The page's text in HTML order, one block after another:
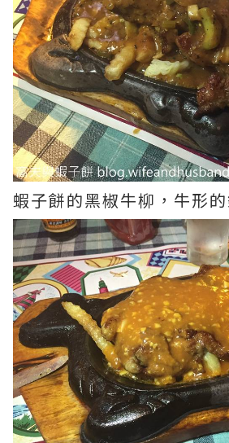
蝦子餅的黑椒牛柳，牛形